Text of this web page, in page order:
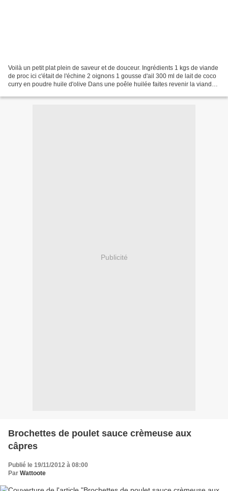
Voilà un petit plat plein de saveur et de douceur. Ingrédients 1 kgs de viande
de proc ici c'était de l'échine 2 oignons 1 gousse d'ail 300 ml de lait de coco
curry en poudre huile d'olive Dans une poêle huilée faites revenir la viande,
Publicité
Brochettes de poulet sauce crèmeuse aux
câpres
Publié le 19/11/2012 à 08:00
Par Wattoote